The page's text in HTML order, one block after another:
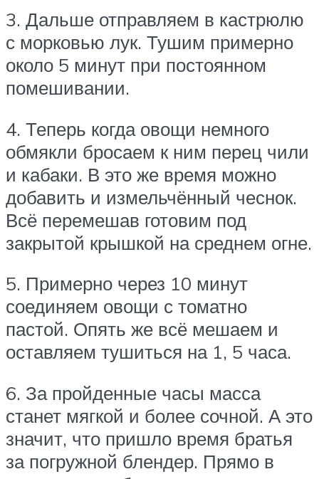
3. Дальше отправляем в кастрюлю
с морковью лук. Тушим примерно
около 5 минут при постоянном
помешивании.
4. Теперь когда овощи немного
обмякли бросаем к ним перец чили
и кабаки. В это же время можно
добавить и измельчённый чеснок.
Всё перемешав готовим под
закрытой крышкой на среднем огне.
5. Примерно через 10 минут
соединяем овощи с томатно
пастой. Опять же всё мешаем и
оставляем тушиться на 1, 5 часа.
6. За пройденные часы масса
станет мягкой и более сочной. А это
значит, что пришло время братья
за погружной блендер. Прямо в